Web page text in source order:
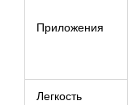
Приложения
Легкость